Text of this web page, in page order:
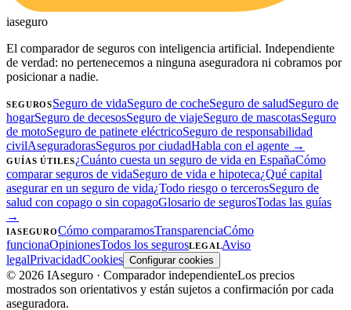
iaseguro
El comparador de seguros con inteligencia artificial. Independiente
de verdad: no pertenecemos a ninguna aseguradora ni cobramos por
posicionar a nadie.
SEGUROSSeguro de vidaSeguro de cocheSeguro de saludSeguro de
hogarSeguro de decesosSeguro de viajeSeguro de mascotasSeguro
de motoSeguro de patinete eléctricoSeguro de responsabilidad
civilAseguradorasSeguros por ciudadHabla con el agente →
GUÍAS ÚTILES¿Cuánto cuesta un seguro de vida en EspañaCómo
comparar seguros de vidaSeguro de vida e hipoteca¿Qué capital
asegurar en un seguro de vida¿Todo riesgo o tercerosSeguro de
salud con copago o sin copagoGlosario de segurosTodas las guías
→
IASEGUROCómo comparamosTransparenciaCómo
funcionaOpinionesTodos los segurosLEGALAviso
legalPrivacidadCookies Configurar cookies
© 2026 IAseguro · Comparador independienteLos precios
mostrados son orientativos y están sujetos a confirmación por cada
aseguradora.